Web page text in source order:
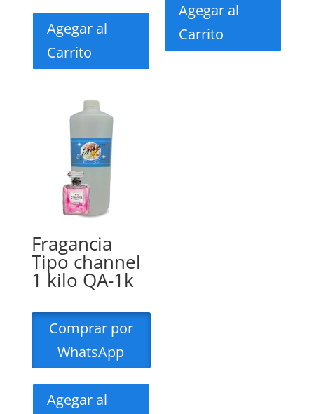
Agegar al
Carrito
Agegar al
Carrito
Fragancia
Tipo channel
1 kilo QA-1k
Comprar por
WhatsApp
Agegar al